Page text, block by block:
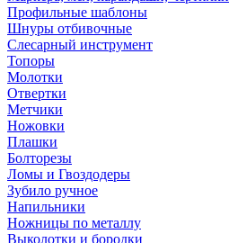
Профильные шаблоны
Шнуры отбивочные
Слесарный инструмент
Топоры
Молотки
Отвертки
Метчики
Ножовки
Плашки
Болторезы
Ломы и Гвоздодеры
Зубило ручное
Напильники
Ножницы по металлу
Выколотки и бородки